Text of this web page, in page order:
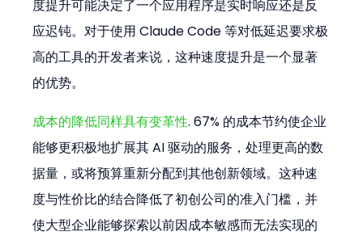
度提升可能决定了一个应用程序是实时响应还是反
应迟钝。对于使用 Claude Code 等对低延迟要求极
高的工具的开发者来说，这种速度提升是一个显著
的优势。
成本的降低同样具有变革性. 67% 的成本节约使企业
能够更积极地扩展其 AI 驱动的服务，处理更高的数
据量，或将预算重新分配到其他创新领域。这种速
度与性价比的结合降低了初创公司的准入门槛，并
使大型企业能够探索以前因成本敏感而无法实现的